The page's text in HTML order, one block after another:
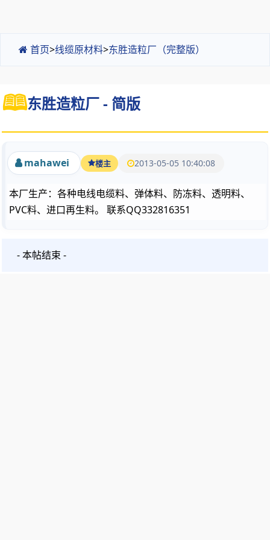
首页>线缆原材料>东胜造粒厂（完整版）
东胜造粒厂 - 简版
mahawei 楼主 2013-05-05 10:40:08
本厂生产：各种电线电缆料、弹体料、防冻料、透明料、
PVC料、进口再生料。 联系QQ332816351
- 本帖结束 -